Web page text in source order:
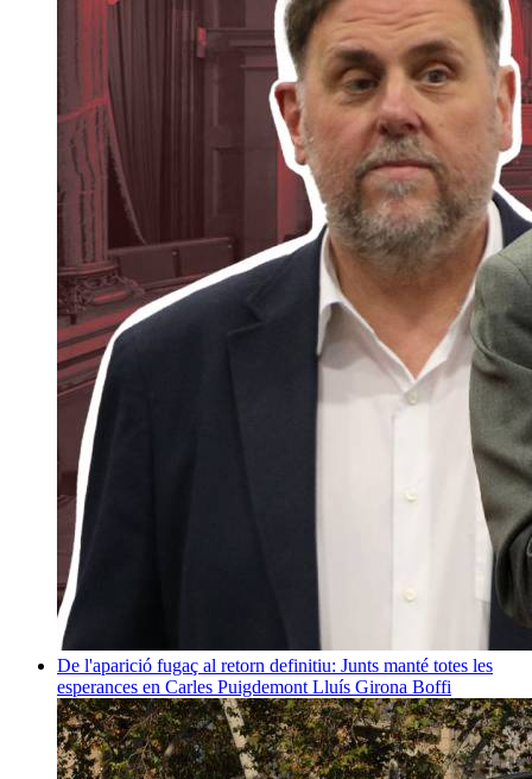
De l'aparició fugaç al retorn definitiu: Junts manté totes les
esperances en Carles Puigdemont Lluís Girona Boffi